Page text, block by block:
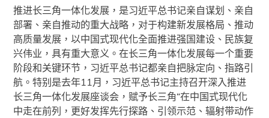
推进长三角一体化发展，是习近平总书记亲自谋划、亲自
部署、亲自推动的重大战略，对于构建新发展格局、推动
高质量发展，以中国式现代化全面推进强国建设、民族复
兴伟业，具有重大意义。在长三角一体化发展每一个重要
阶段和关键环节，习近平总书记都亲自把脉定向、指路引
航。特别是去年11月，习近平总书记主持召开深入推进
长三角一体化发展座谈会，赋予长三角“在中国式现代化
中走在前列，更好发挥先行探路、引领示范、辐射带动作